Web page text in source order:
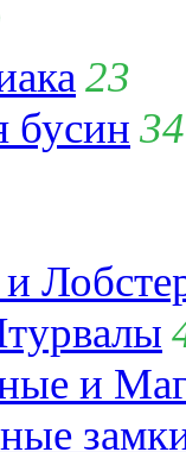
23
бусин 34
и